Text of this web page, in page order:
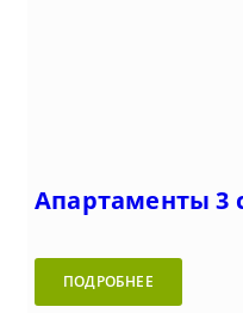
Апартаменты 3
ПОДРОБНЕЕ